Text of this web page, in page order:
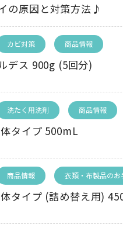
の原因と対策方法♪
カビ対策 商品情報
デス 900g (5回分)
洗たく用洗剤 商品情報
タイプ 500mL
商品情報 衣類・布製品のお
タイプ (詰め替え用)